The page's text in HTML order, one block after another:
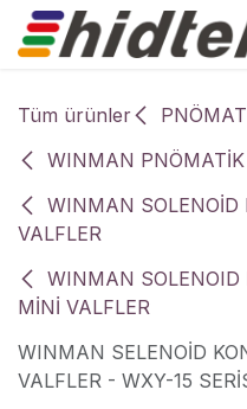
İçereği Atla
Tüm ürünler
WINMAN
WINMAN SOLENOİD
VALFLER
WINMAN SOLENOID
MİNİ VALFLER
WINMAN SELENOİD
VALFLER - WXY-15